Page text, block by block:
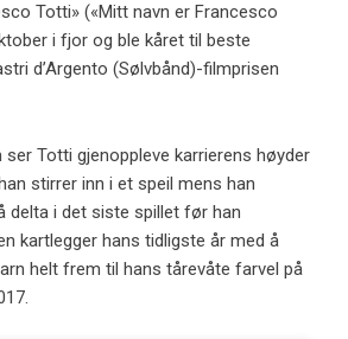
Totti» («Mitt navn er Francesco
i fjor og ble kåret til beste
d’Argento (Sølvbånd)-filmprisen
Totti gjenoppleve karrierens høyder
stirrer inn i et speil mens han
delta i det siste spillet før han
kartlegger hans tidligste år med å
helt frem til hans tårevåte farvel på